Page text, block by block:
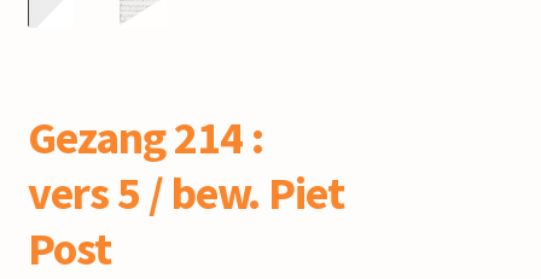
Gezang 214 :
vers 5 / bew. Piet
Post